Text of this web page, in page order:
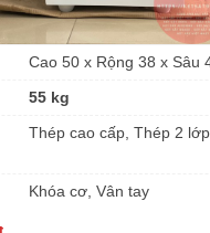
Cao 50 x Rộng 38 x Sâu
55 kg
Thép cao cấp, Thép 2
Khóa cơ, Vân tay